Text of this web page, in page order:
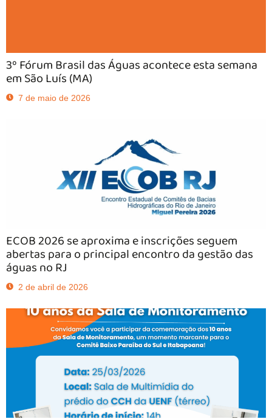
3º Fórum Brasil das Águas acontece esta semana
em São Luís (MA)
7 de maio de 2026
ECOB 2026 se aproxima e inscrições seguem
abertas para o principal encontro da gestão das
águas no RJ
2 de abril de 2026